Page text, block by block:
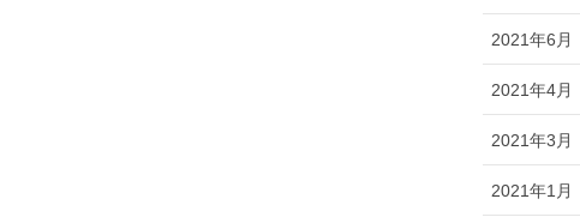
2021年6月
2021年4月
2021年3月
2021年1月